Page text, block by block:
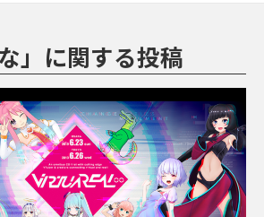
」に関する投稿